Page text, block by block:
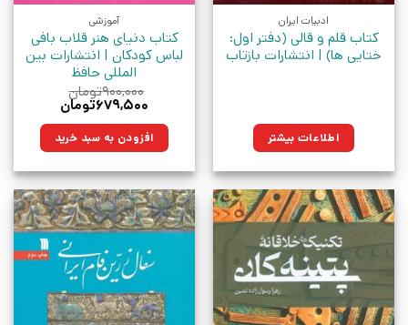
ادبیات ایران
کتاب قلم و قالی (دفتر اول:
ختایی ها) | انتشارات بازتاب
اطلاعات بیشتر
آموزشی
کتاب دنیای هنر قلاب بافی
لباس کودکان | انتشارات بین
المللی حافظ
۹۰۰,۰۰۰تومان
قیمت
۹۰۰,۰۰۰تومان
بود.
۶۷۹,۵۰۰تومان
۶۷۹,۵۰۰تومان.افزودن به سبد خرید